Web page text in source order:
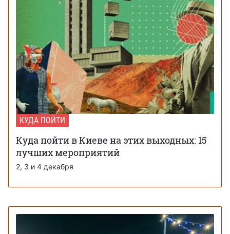
КУДА ПОЙТИ
Куда пойти в Киеве на этих выходных: 15
лучших мероприятий
2, 3 и 4 декабря